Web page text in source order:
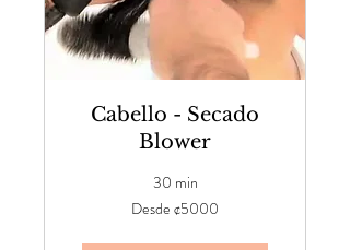
Cabello - Secado
Blower
30 min
Desde ¢5000